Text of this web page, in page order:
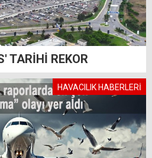
TARİHİ REKOR
HAVACILIK HABERLERİ